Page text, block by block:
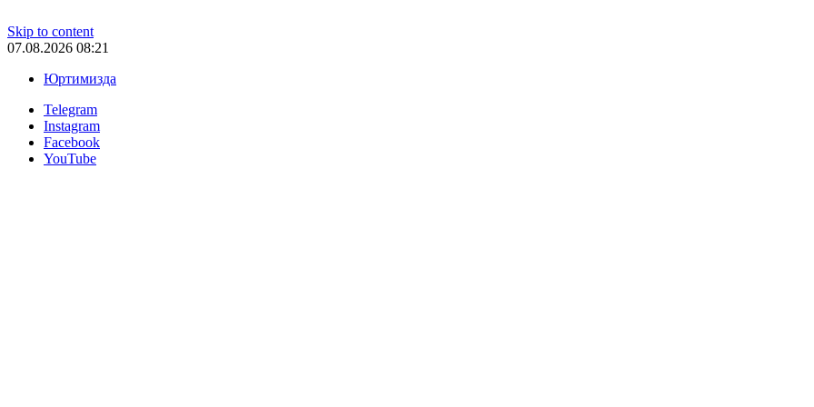
Skip to content
07.08.2026 08:21
Юртимизда
Telegram
Instagram
Facebook
YouTube